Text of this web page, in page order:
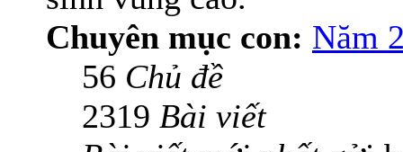
Chuyên mục con: Năm
56 Chủ đề
2319 Bài viết